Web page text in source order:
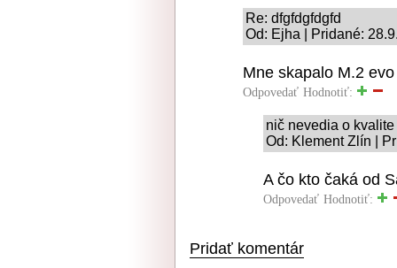
Re: dfgfdgfdgfd
Od: Ejha | Pridané:
Mne skapalo M.2
Odpovedať Hodnotiť:
nič nevedia o kvalite
Od: Klement Zlín |
A čo kto čaká od
Odpovedať Hodnotiť:
Pridať komentár